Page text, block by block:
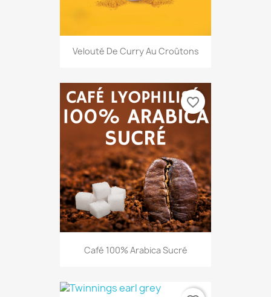
Velouté De Curry Au Croûtons
Café 100% Arabica Sucré
favorite_border